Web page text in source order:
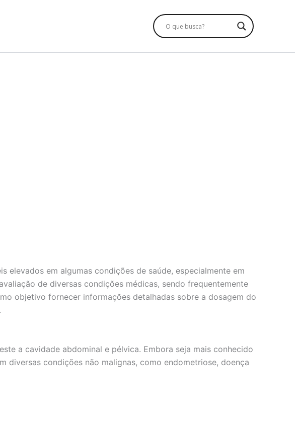
elevados em algumas condições de saúde, especialmente em
de diversas condições médicas, sendo frequentemente
objetivo fornecer informações detalhadas sobre a dosagem do
a cavidade abdominal e pélvica. Embora seja mais conhecido
diversas condições não malignas, como endometriose, doença